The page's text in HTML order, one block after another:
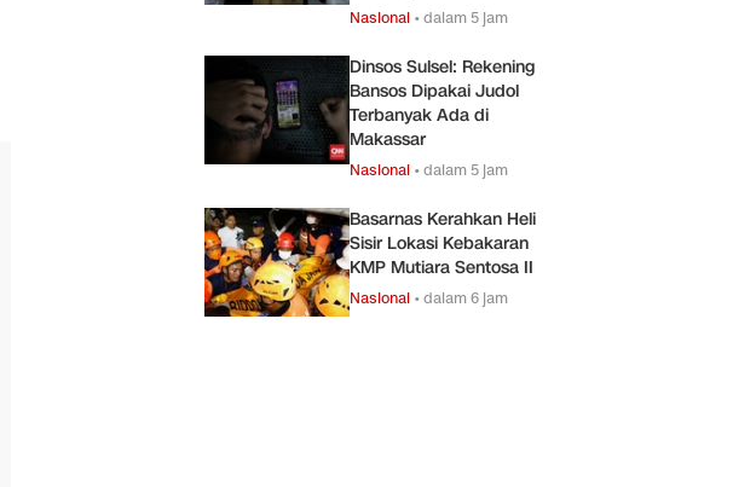
Nasional •dalam 5 jam
Dinsos Sulsel: Rekening
Bansos Dipakai Judol
Terbanyak Ada di
Makassar
Nasional •dalam 5 jam
Basarnas Kerahkan Heli
Sisir Lokasi Kebakaran
KMP Mutiara Sentosa II
Nasional •dalam 6 jam